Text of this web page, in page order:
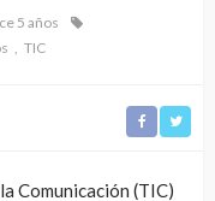
5 años
TIC
Comunicación (TIC)